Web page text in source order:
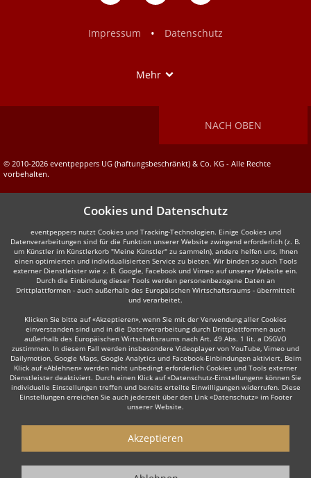
Impressum
• Datenschutz
Mehr
NACH OBEN
© 2010-2026 eventpeppers UG (haftungsbeschränkt) & Co. KG - Alle Rechte
vorbehalten.
Cookies und Datenschutz
eventpeppers nutzt Cookies und Tracking-Technologien. Einige Cookies und
Datenverarbeitungen sind für die Funktion unserer Website zwingend erforderlich (z. B.
um Künstler im Künstlerkorb "Meine Künstler" zu sammeln), andere helfen uns, Ihnen
einen optimierten und individualisierten Service zu bieten. Wir binden so auch Tools
externer Dienstleister wie z. B. Google, Facebook und Vimeo auf unserer Website ein.
Durch die Einbindung dieser Tools werden personenbezogene Daten an
Drittplattformen - auch außerhalb des Europäischen Wirtschaftsraums - übermittelt
und verarbeitet.
Klicken Sie bitte auf «Akzeptieren», wenn Sie mit der Verwendung aller Cookies
einverstanden sind und in die Datenverarbeitung durch Drittplattformen auch
außerhalb des Europäischen Wirtschaftsraums nach Art. 49 Abs. 1 lit. a DSGVO
zustimmen. In diesem Fall werden insbesondere Videoplayer von YouTube, Vimeo und
Dailymotion, Google Maps, Google Analytics und Facebook-Einbindungen aktiviert. Beim
Klick auf «Ablehnen» werden nicht unbedingt erforderlich Cookies und Tools externer
Dienstleister deaktiviert. Durch einen Klick auf «Datenschutz-Einstellungen» können Sie
individuelle Einstellungen treffen und bereits erteilte Einwilligungen widerrufen. Diese
Einstellungen erreichen Sie auch jederzeit über den Link «Datenschutz» im Footer
unserer Website.
Akzeptieren